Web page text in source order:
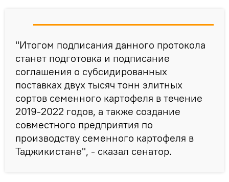
"Итогом подписания данного протокола
станет подготовка и подписание
соглашения о субсидированных
поставках двух тысяч тонн элитных
сортов семенного картофеля в течение
2019-2022 годов, а также создание
совместного предприятия по
производству семенного картофеля в
Таджикистане", - сказал сенатор.